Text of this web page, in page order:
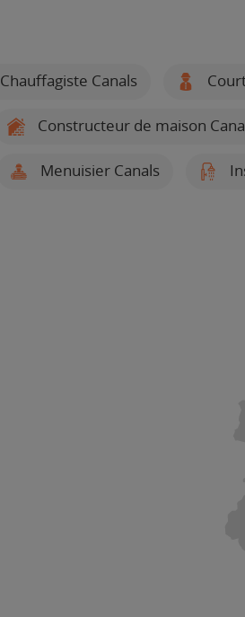
Chauffagiste Canals
Constructeur de maison
Menuisier Canals